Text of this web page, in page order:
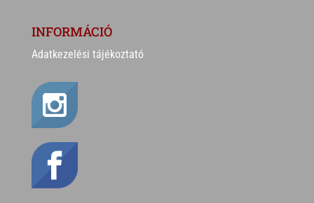
INFORMÁCIÓ
Adatkezelési tájékoztató